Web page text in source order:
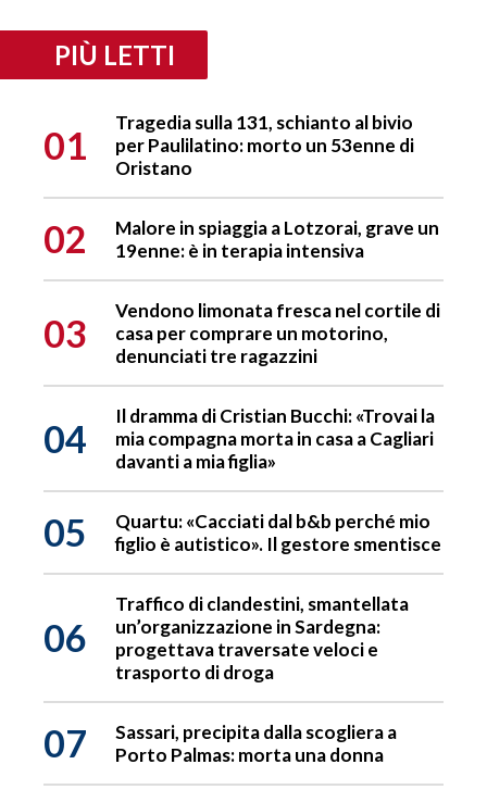
PIÙ LETTI
01
Tragedia sulla 131, schianto al bivio
per Paulilatino: morto un 53enne di
Oristano
02
Malore in spiaggia a Lotzorai, grave un
19enne: è in terapia intensiva
03
Vendono limonata fresca nel cortile di
casa per comprare un motorino,
denunciati tre ragazzini
04
Il dramma di Cristian Bucchi: «Trovai la
mia compagna morta in casa a Cagliari
davanti a mia figlia»
05
Quartu: «Cacciati dal b&b perché mio
figlio è autistico». Il gestore smentisce
06
Traffico di clandestini, smantellata
un’organizzazione in Sardegna:
progettava traversate veloci e
trasporto di droga
07
Sassari, precipita dalla scogliera a
Porto Palmas: morta una donna